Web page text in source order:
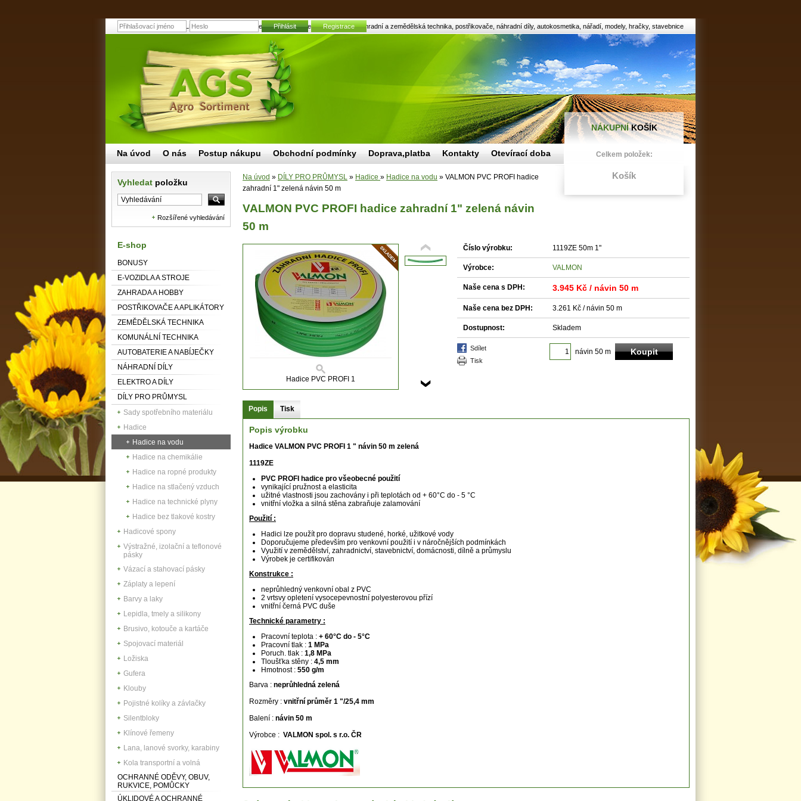
VALMON PVC PROFI hadice zahradní 1" zelená návin 50 m | Zahradní a zemědělská technika, postřikovače, náhradní díly, autokosmetika, nářadí, modely, hračky, stavebnice
Přihlásit Registrace
Vyhledat položku
Rozšířené vyhledávání
E-shop
BONUSY
E-VOZIDLA A STROJE
ZAHRADA A HOBBY
POSTŘIKOVAČE A APLIKÁTORY
ZEMĚDĚLSKÁ TECHNIKA
KOMUNÁLNÍ TECHNIKA
AUTOBATERIE A NABÍJEČKY
NÁHRADNÍ DÍLY
ELEKTRO A DÍLY
DÍLY PRO PRŮMYSL
Sady spotřebního materiálu
Hadice
Hadice na vodu
Hadice na chemikálie
Hadice na ropné produkty
Hadice na stlačený vzduch
Hadice na technické plyny
Hadice bez tlakové kostry
Hadicové spony
Výstražné, izolační a teflonové
pásky
Vázací a stahovací pásky
Záplaty a lepení
Barvy a laky
Lepidla, tmely a silikony
Brusivo, kotouče a kartáče
Spojovací materiál
Ložiska
Gufera
Klouby
Pojistné kolíky a závlačky
Silentbloky
Klínové řemeny
Lana, lanové svorky, karabiny
Kola transportní a volná
OCHRANNÉ ODĚVY, OBUV,
RUKVICE, POMŮCKY
ÚKLIDOVÉ A OCHRANNÉ
Na úvod » DÍLY PRO PRŮMYSL » Hadice » Hadice na vodu » VALMON PVC PROFI hadice
zahradní 1" zelená návin 50 m
VALMON PVC PROFI hadice zahradní 1" zelená návin
50 m
Hadice PVC PROFI 1
Číslo výrobku: 1119ZE 50m 1"
Výrobce: VALMON
Naše cena s DPH: 3.945 Kč / návin 50 m
Naše cena bez DPH: 3.261 Kč / návin 50 m
Dostupnost: Skladem
sdílet
tisk
návin 50 m
Popis Tisk
Popis výrobku
Hadice VALMON PVC PROFI 1 " návin 50 m zelená
1119ZE
PVC PROFI hadice pro všeobecné použití
vynikající pružnost a elasticita
užitné vlastnosti jsou zachovány i při teplotách od + 60°C do - 5 °C
vnitřní vložka a silná stěna zabraňuje zalamování
Použití :
Hadici lze použít pro dopravu studené, horké, užitkové vody
Doporučujeme především pro venkovní použití i v náročnějších podmínkách
Využití v zemědělství, zahradnictví, stavebnictví, domácnosti, dílně a průmyslu
Výrobek je certifikován
Konstrukce :
neprůhledný venkovní obal z PVC
2 vrtsvy opletení vysocepevnostní polyesterovou přízí
vnitřní černá PVC duše
Technické parametry :
Pracovní teplota :+ 60°C do - 5°C
Pracovní tlak :1 MPa
Poruch. tlak :1,8 MPa
Tloušťka stěny :4,5 mm
Hmotnost :550 g/m
Barva : neprůhledná zelená
Rozměry : vnitřní průměr 1 "/25,4 mm
Balení : návin 50 m
Výrobce : VALMON spol. s r.o. ČR
NÁKUPNÍKOŠÍK
Celkem položek:
Košík
Na úvod O nás Postup nákupu Obchodní podmínky Doprava,platba Kontakty Otevírací doba